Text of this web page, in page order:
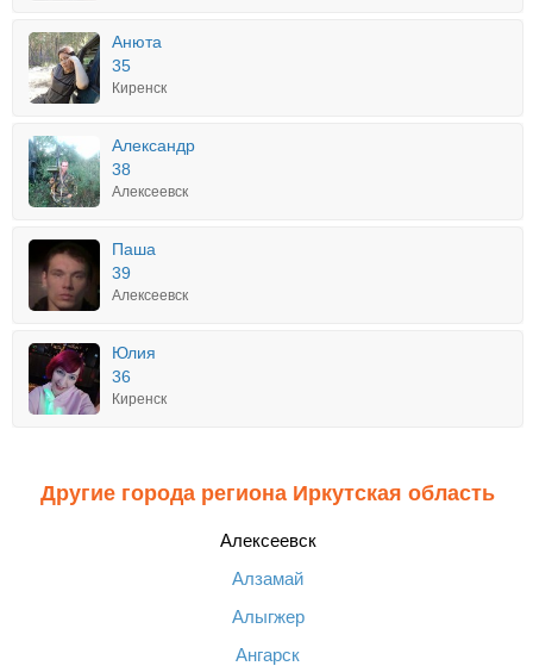
Анюта
35
Киренск
Александр
38
Алексеевск
Паша
39
Алексеевск
Юлия
36
Киренск
Другие города региона Иркутская область
Алексеевск
Алзамай
Алыгжер
Ангарск